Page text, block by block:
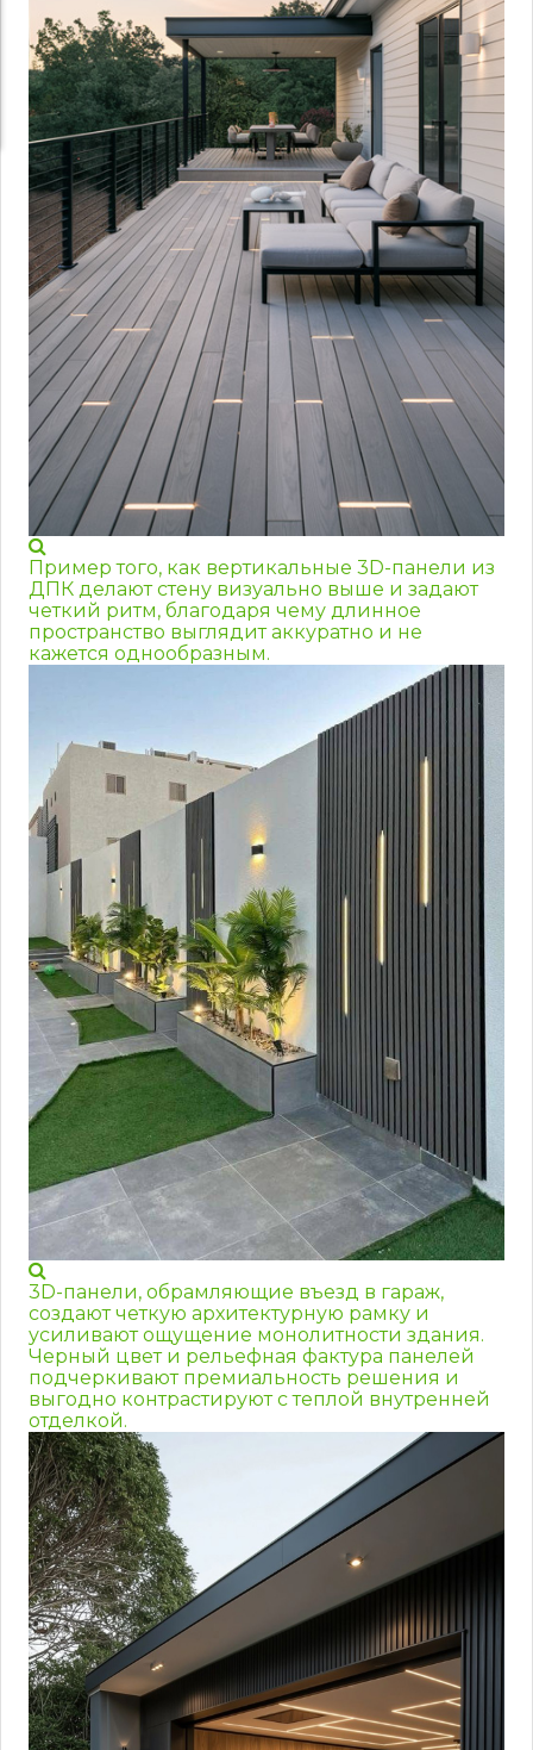
Пример того, как вертикальные 3D-панели из
ДПК делают стену визуально выше и задают
четкий ритм, благодаря чему длинное
пространство выглядит аккуратно и не
кажется однообразным.
3D-панели, обрамляющие въезд в гараж,
создают четкую архитектурную рамку и
усиливают ощущение монолитности здания.
Черный цвет и рельефная фактура панелей
подчеркивают премиальность решения и
выгодно контрастируют с теплой внутренней
отделкой.